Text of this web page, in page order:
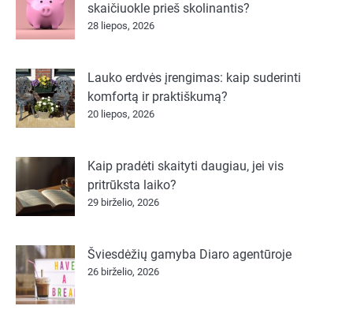
skaičiuokle prieš skolinantis?
28 liepos, 2026
Lauko erdvės įrengimas: kaip suderinti
komfortą ir praktiškumą?
20 liepos, 2026
Kaip pradėti skaityti daugiau, jei vis
pritrūksta laiko?
29 birželio, 2026
Šviesdėžių gamyba Diaro agentūroje
26 birželio, 2026